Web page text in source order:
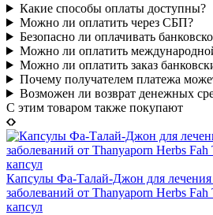
Какие способы оплаты доступны?
Можно ли оплатить через СБП?
Безопасно ли оплачивать
Можно ли оплатить
Можно ли оплатить заказ
Почему получателем платежа
Возможен ли возврат денежных
C этим товаром также покупают
Капсулы Фа-Талай-Джон для
заболеваний от Thanyaporn Herbs Fah
капсул